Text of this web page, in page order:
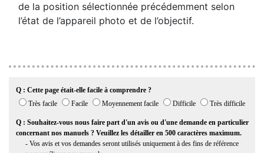
de la position sélectionnée précédemment selon
l’état de l’appareil photo et de l’objectif.